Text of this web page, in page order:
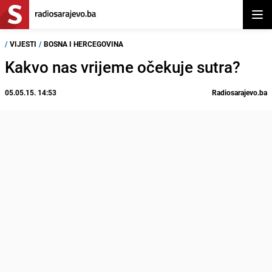
/ VIJESTI / BOSNA I HERCEGOVINA
Kakvo nas vrijeme očekuje sutra?
05.05.15. 14:53 Radiosarajevo.ba